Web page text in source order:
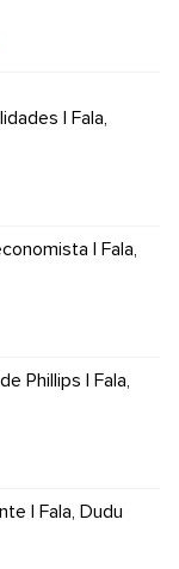
| Fala,
| Fala,
Phillips | Fala,
| Fala, Dudu